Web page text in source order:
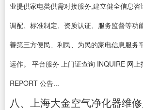
业提供家电类供需对接服务,建立健全信息
调配、标准制定、资质认证、服务监督等功
善第三方便民、利民、为民的家电信息服务
运作。 平台服务 上门证查询 INQUIRE 网
REPORT 公告...
八、上海大金空气净化器维